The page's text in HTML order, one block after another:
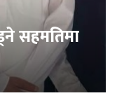
सहमतिमा